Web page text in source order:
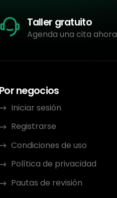
Taller gratuito
Agenda una cita ahora
Por negocios
Iniciar sesión
Registrarse
Condiciones de uso
Política de privacidad
Pautas de revisión